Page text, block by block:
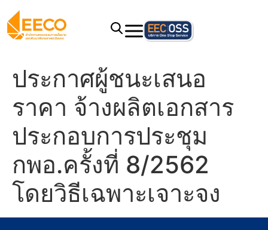
ประกาศผู้ชนะเสนอ
ราคา จ้างผลิตเอกสาร
ประกอบการประชุม
กพอ.ครั้งที่ 8/2562
โดยวิธีเฉพาะเจาะจง